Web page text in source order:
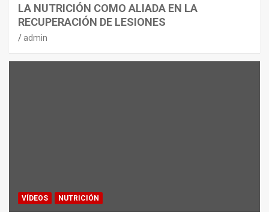
LA NUTRICIÓN COMO ALIADA EN LA
RECUPERACIÓN DE LESIONES
admin
VÍDEOS NUTRICIÓN